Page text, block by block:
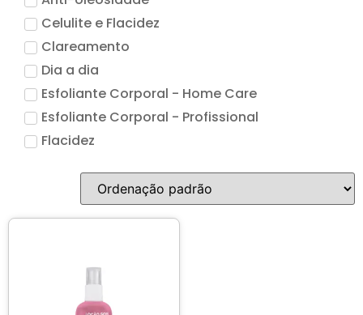
Lançamentos
Celulite e Flacidez
Clareamento
Dia a dia
Esfoliante Corporal - Home Care
Esfoliante Corporal - Profissional
Flacidez
Higienização e Esfoliação
Limpeza de Pele
Pele Sensivel
Pro Vegetal